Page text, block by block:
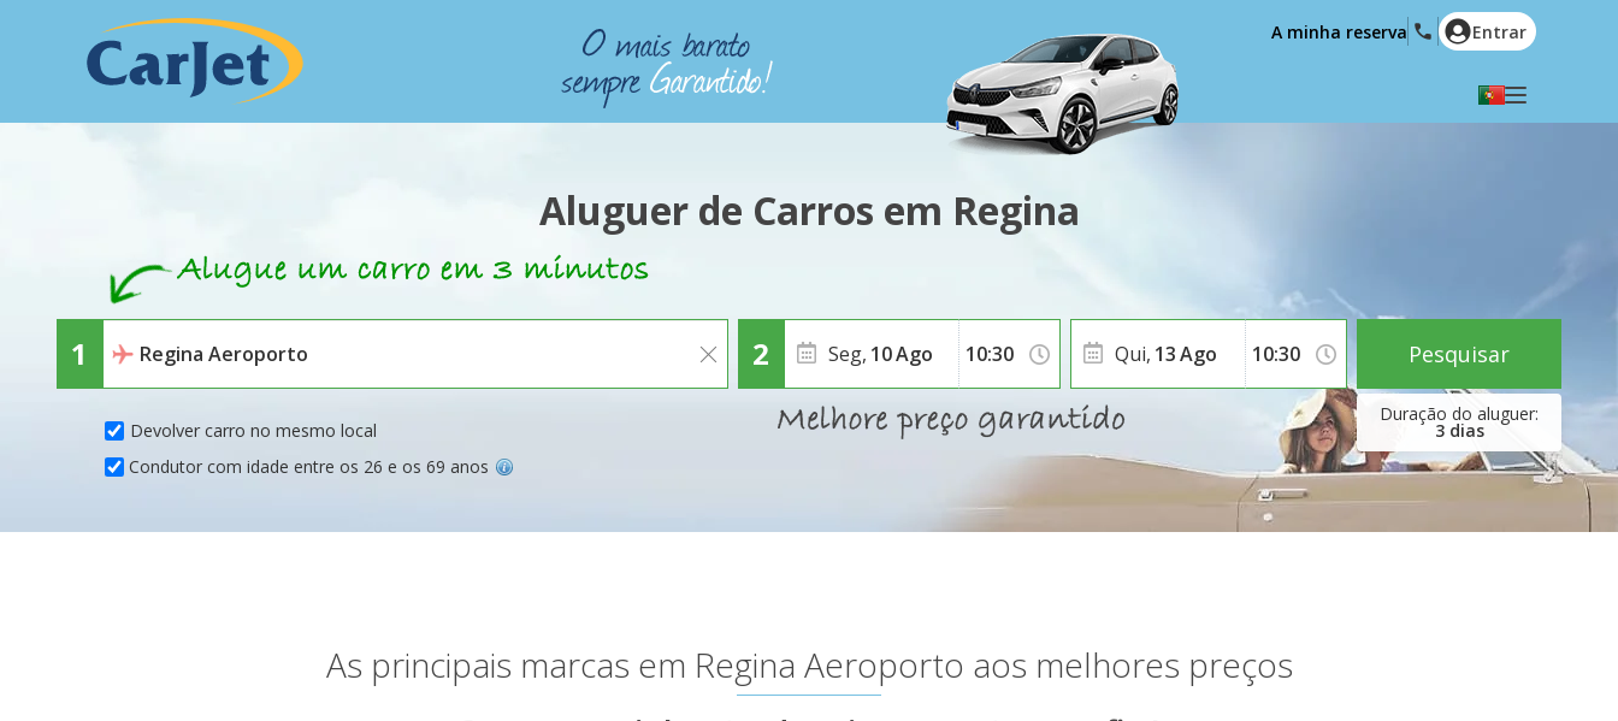
English (US)
Polski
Română
Ελληνικά
Hrvatski
العربية
A minha reserva Entrar
Aluguer de Carros em Regina
Devolver carro no mesmo local
Seg, 10Ago
3 dias
Qui, 13Ago
Condutor com idade entre os 26 e os 69 anos
Pesquisar
As principais marcas em Regina Aeroporto aos melhores preços